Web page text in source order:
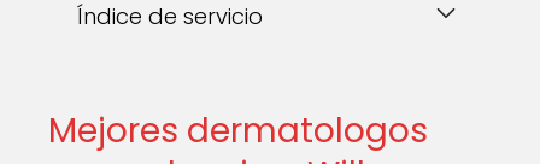
Índice de servicio
Mejores dermatologos